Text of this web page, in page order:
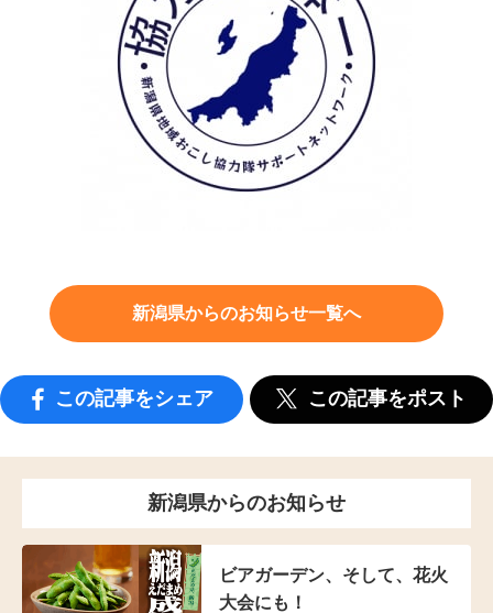
新潟県からのお知らせ一覧へ
この記事をシェア この記事をポスト
新潟県からのお知らせ
ビアガーデン、そして、花火
大会にも！